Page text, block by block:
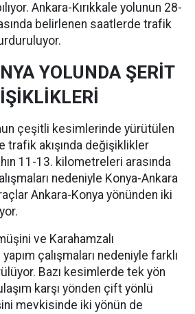
Ankara-Kırıkkale yolunun 28-
belirlenen saatlerde trafik
YOLUNDA ŞERİT
çeşitli kesimlerinde yürütülen
trafik akışında değişiklikler
11-13. kilometreleri arasında
nedeniyle Konya-Ankara
Ankara-Konya yönünden iki
ve Karahamzalı
çalışmaları nedeniyle farklı
Bazı kesimlerde tek yön
karşı yönden çift yönlü
mevkisinde iki yönün de